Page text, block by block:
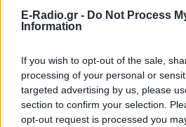
E-Radio.gr - Do Not Process
Information
If you wish to opt-out of the sale,
processing of your personal or
targeted advertising by us, please
section to confirm your selection.
opt-out request is processed you
Έτσι, αν ψάχνετε έναν φυσικό
ίσως αξίζει μια δοκιμή. Δεν
θαυματουργή λύση, αλλά για
οικονομικό μέτρο που
επιστημονική βάση.